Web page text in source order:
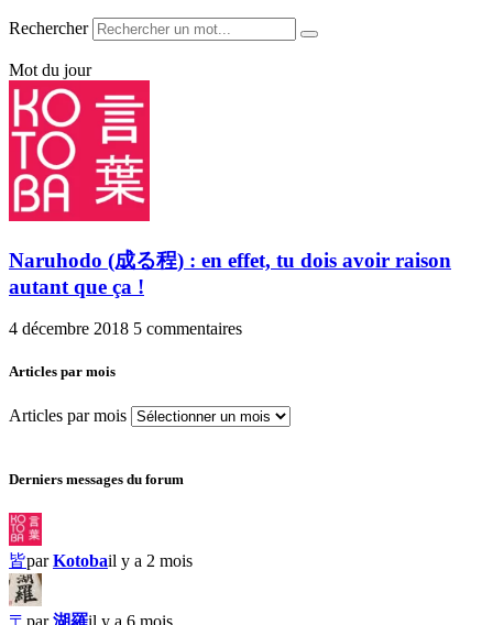
Rechercher
Mot du jour
Naruhodo (成る程) : en effet, tu dois avoir raison
autant que ça !
4 décembre 2018 5 commentaires
Articles par mois
Articles par mois
Derniers messages du forum
皆parKotobail y a 2 mois
〒 par湖羅il y a 6 mois